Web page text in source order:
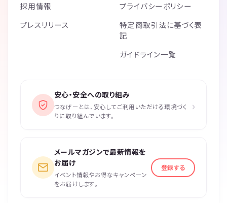
採用情報
プレスリリース
プライバシーポリシー
特定商取引法に基づく表
記
ガイドライン一覧
安心・安全への取り組み
つなげーとは、安心してご利用いただける環境づく
りに取り組んでいます。
›
メールマガジンで最新情報を
お届け
イベント情報やお得なキャンペーン
をお届けします。
登録する